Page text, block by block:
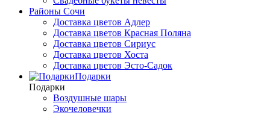
Районы Сочи
Доставка цветов Адлер
Доставка цветов Красная Поляна
Доставка цветов Сириус
Доставка цветов Хоста
Доставка цветов Эсто-Садок
Подарки
Подарки
Воздушные шары
Экочеловечки